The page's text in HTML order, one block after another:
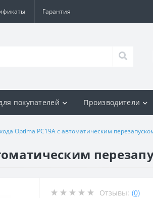
Гарантия
покупателей Производители
Optima PC19A c автоматическим
Отзывы: (0)